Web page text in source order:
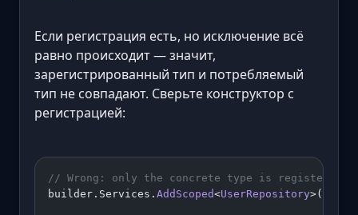
Если регистрация есть, но исключение всё
равно происходит — значит,
зарегистрированный тип и потребляемый
тип не совпадают. Сверьте конструктор с
регистрацией:
// Wrong: only the concrete type is registered
builder.Services. AddScoped<UserRepository>();